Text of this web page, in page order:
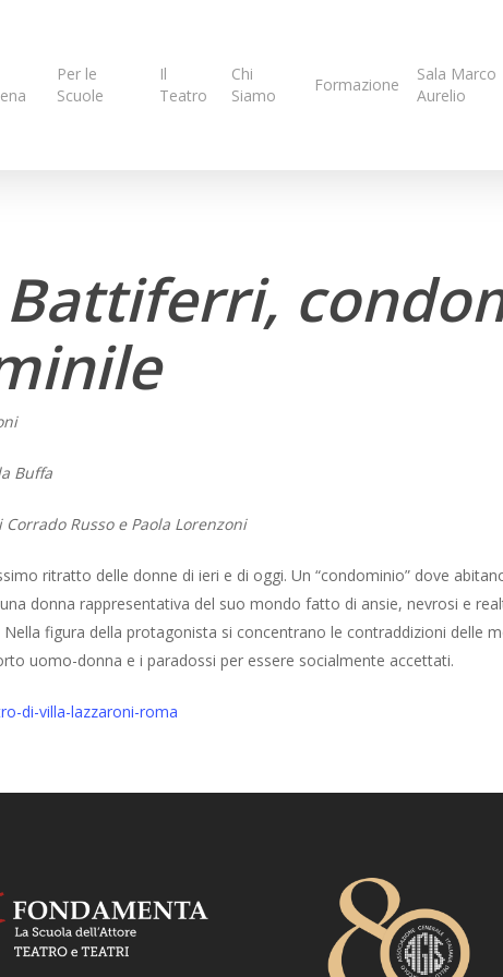
Per le
Scuole
Il
Teatro
Chi
Siamo
Formazione
Sala Marco
Aurelio
Buffa
Russo e Paola Lorenzoni
ritratto delle donne di ieri e di oggi. Un “condominio” dove
donna rappresentativa del suo mondo fatto di ansie, nevrosi e
Nella figura della protagonista si concentrano le contraddizioni delle
uomo-donna e i paradossi per essere socialmente accettati.
di-villa-lazzaroni-roma